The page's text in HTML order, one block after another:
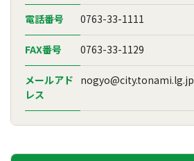
電話番号 0763-33-1111
FAX番号 0763-33-1129
メールアド
レス
nogyo@city.tonami.lg.jp